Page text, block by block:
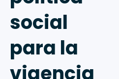
social
para la
vigencia